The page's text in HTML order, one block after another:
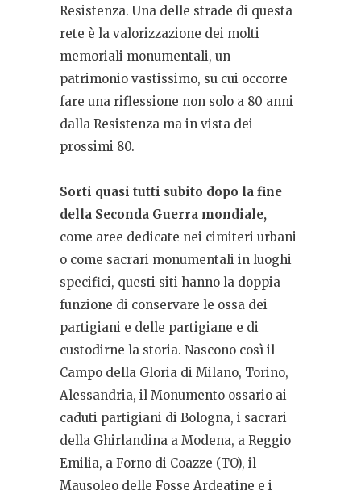
Resistenza. Una delle strade di questa
rete è la valorizzazione dei molti
memoriali monumentali, un
patrimonio vastissimo, su cui occorre
fare una riflessione non solo a 80 anni
dalla Resistenza ma in vista dei
prossimi 80.
Sorti quasi tutti subito dopo la fine
della Seconda Guerra mondiale,
come aree dedicate nei cimiteri urbani
o come sacrari monumentali in luoghi
specifici, questi siti hanno la doppia
funzione di conservare le ossa dei
partigiani e delle partigiane e di
custodirne la storia. Nascono così il
Campo della Gloria di Milano, Torino,
Alessandria, il Monumento ossario ai
caduti partigiani di Bologna, i sacrari
della Ghirlandina a Modena, a Reggio
Emilia, a Forno di Coazze (TO), il
Mausoleo delle Fosse Ardeatine e i